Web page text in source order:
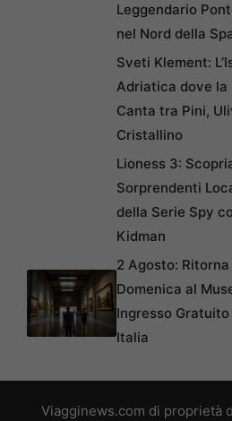
Leggendario
nel Nord della
Sveti Klement:
Adriatica dove la
Canta tra Pini,
Cristallino
Lioness 3:
Sorprendenti
della Serie Spy
Kidman
2 Agosto: Ritorna
Domenica al
Ingresso
Italia
Viagginews.com di proprietà